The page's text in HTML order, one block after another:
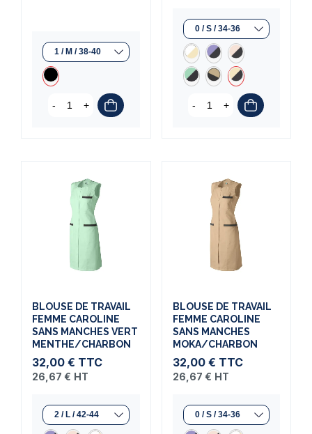
- + - +
BLOUSE DE TRAVAIL
FEMME CAROLINE
SANS MANCHES VERT
MENTHE/CHARBON
32,00 € TTC
26,67 € HT
BLOUSE DE TRAVAIL
FEMME CAROLINE
SANS MANCHES
MOKA/CHARBON
32,00 € TTC
26,67 € HT